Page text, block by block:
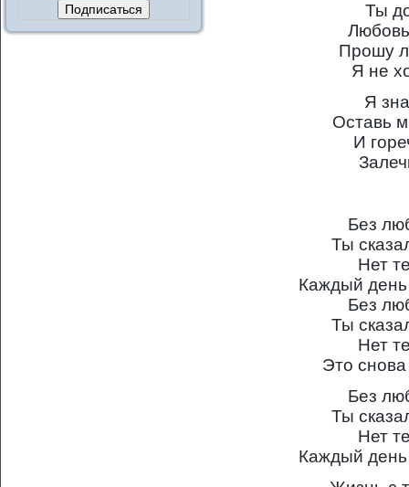
Ты
Прошу
Я не
Я
Оставь
И
Без
Ты
Нет
Каждый
Без
Ты
Нет
Это
Без
Ты
Нет
Каждый